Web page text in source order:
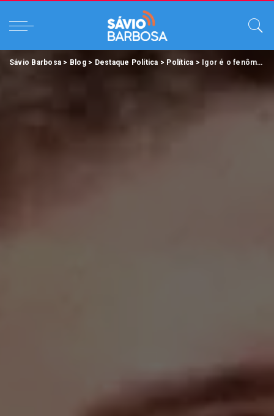
Sávio Barbosa > Blog> Destaque Política > Política > Igor é o fenômeno da pré-campanha em Belém.